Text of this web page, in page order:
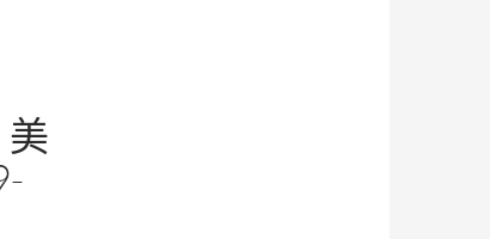
美